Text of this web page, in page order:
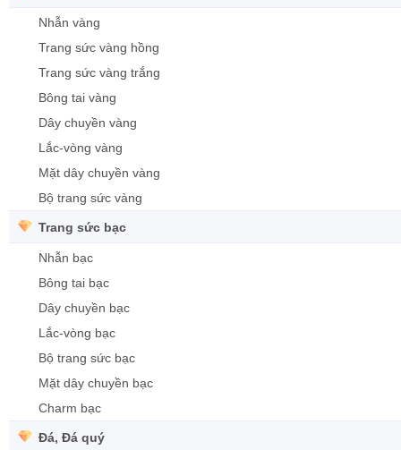
Nhẫn vàng
Trang sức vàng hồng
Trang sức vàng trắng
Bông tai vàng
Dây chuyền vàng
Lắc-vòng vàng
Mặt dây chuyền vàng
Bộ trang sức vàng
Trang sức bạc
Nhẫn bạc
Bông tai bạc
Dây chuyền bạc
Lắc-vòng bạc
Bộ trang sức bạc
Mặt dây chuyền bạc
Charm bạc
Đá, Đá quý